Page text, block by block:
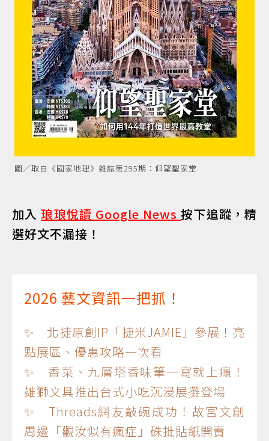
圖／取自《國家地理》雜誌第295期：仰望聖家堂
加入琅琅悅讀 Google News按下追蹤，精
選好文不漏接！
2026 藝文資訊一把抓！
✨ 北捷原創IP「捷米JAMIE」參展！亮
點展區、優惠攻略一次看
✨ 香菜、九層塔香味筆一寫就上癮！
雄獅文具推出台式小吃沉浸展攤登場
✨ Threads網友敲碗成功！故宮文創
周邊「觀汝似有瘋症」硃批貼紙開賣